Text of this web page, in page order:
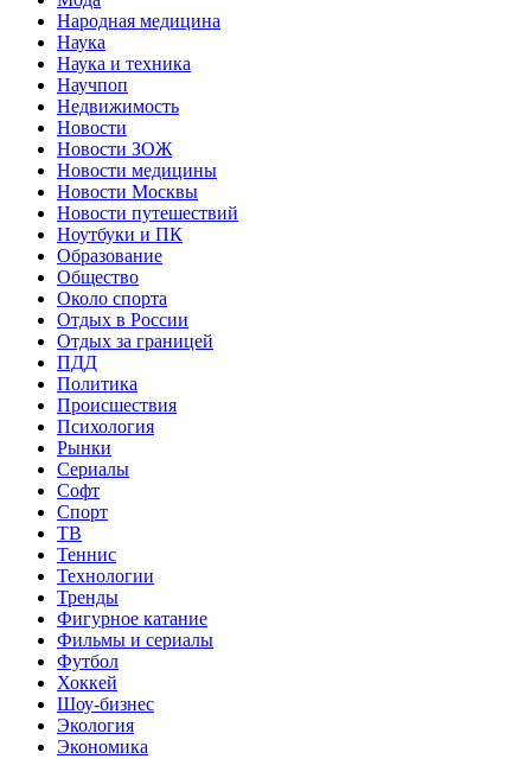
Народная медицина
Наука
Наука и техника
Научпоп
Недвижимость
Новости
Новости ЗОЖ
Новости медицины
Новости Москвы
Новости путешествий
Ноутбуки и ПК
Образование
Общество
Около спорта
Отдых в России
Отдых за границей
ПДД
Политика
Происшествия
Психология
Рынки
Сериалы
Софт
Спорт
ТВ
Теннис
Технологии
Тренды
Фигурное катание
Фильмы и сериалы
Футбол
Хоккей
Шоу-бизнес
Экология
Экономика